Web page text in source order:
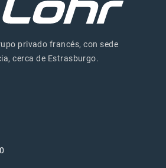
privado francés, con sede
cerca de Estrasburgo.